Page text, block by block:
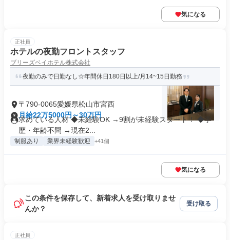
気になる
正社員
ホテルの夜勤フロントスタッフ
ブリーズベイホテル株式会社
夜勤のみで日勤なし☆年間休日180日以上/月14~15日勤務
〒790-0065愛媛県松山市宮西
月給22万5000円～30万円
求めている人材 ◆未経験OK →9割が未経験スタート！ ◆学
歴・年齢不問 →現在2...
制服あり 業界未経験歓迎 +41個
気になる
この条件を保存して、新着求人を受け取りませ
んか？
受け取る
正社員